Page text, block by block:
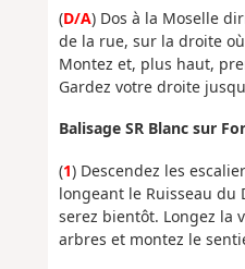
(D/A) Dos à la Moselle
de la rue, sur la droite
Montez et, plus haut,
Gardez votre droite
Balisage SR Blanc sur
(1) Descendez les
longeant le Ruisseau du
serez bientôt. Longez la
arbres et montez le